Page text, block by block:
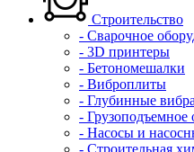
Строительство
- Сварочное
- 3D принтеры
- Бетономешалки
- Виброплиты
- Глубинные
- Грузоподъемное
- Насосы и
- Строительная